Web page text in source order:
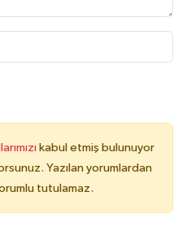
kabul etmiş bulunuyor
Yazılan yorumlardan
tutulamaz.